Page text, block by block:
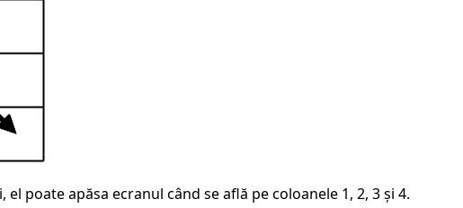
poate apăsa ecranul când se află pe coloanele 1, 2, 3 și 4.